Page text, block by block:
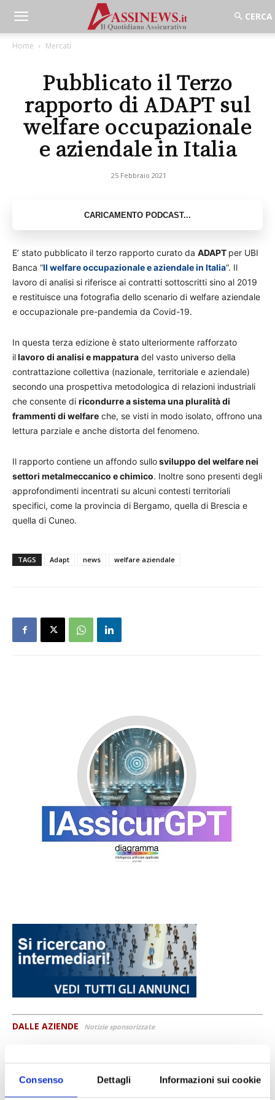
Consenso Dettagli Informazioni sui cookie
Home Mercati
Pubblicato il Terzo
rapporto di ADAPT sul
welfare occupazionale
e aziendale in Italia
25 Febbraio 2021
E’ stato pubblicato il terzo rapporto curato da ADAPT per UBI
Banca “Il welfare occupazionale e aziendale in Italia“. Il
lavoro di analisi si riferisce ai contratti sottoscritti sino al 2019
e restituisce una fotografia dello scenario di welfare aziendale
e occupazionale pre-pandemia da Covid-19.
In questa terza edizione è stato ulteriormente rafforzato
illavoro di analisi e mappatura del vasto universo della
contrattazione collettiva (nazionale, territoriale e aziendale)
secondo una prospettiva metodologica di relazioni industriali
che consente di ricondurre a sistema una pluralità di
frammenti di welfare che, se visti in modo isolato, offrono una
lettura parziale e anche distorta del fenomeno.
Il rapporto contiene un affondo sullosviluppo del welfare nei
settori metalmeccanico e chimico. Inoltre sono presenti degli
approfondimenti incentrati su alcuni contesti territoriali
specifici, come la provincia di Bergamo, quella di Brescia e
quella di Cuneo.
TAGS Adapt news welfare aziendale
DALLE AZIENDE Notizie sponsorizzate
intermediari partner 2026